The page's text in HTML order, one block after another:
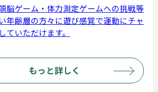
脳ゲーム・体力測定ゲームへの挑戦等
年齢層の方々に遊び感覚で運動にチャ
ていただけます。
もっと詳しく